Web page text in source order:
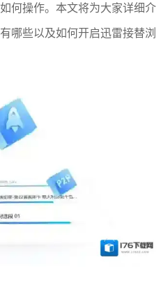
何操作。本文将为大家详细介
哪些以及如何开启迅雷接替浏